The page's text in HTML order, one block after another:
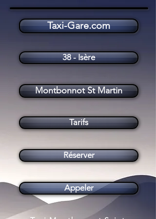
Tarifs
Taxi Montbonnot Saint Martin (38330)
Montbonnot St Martin
Taxi-Gare.com
Réserver
Appeler
38 - Isère